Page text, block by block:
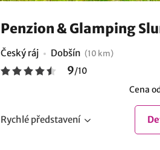
Penzion & Glamping
Český ráj Dobšín (10 km)
9/10
Cena od
Rychlé představení